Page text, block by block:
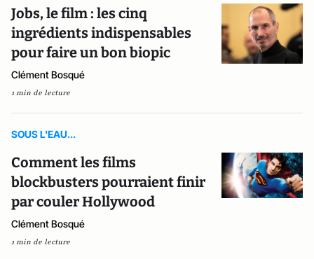
Jobs, le film : les cinq
ingrédients indispensables
pour faire un bon biopic
Clément Bosqué
1 min de lecture
SOUS L'EAU...
Comment les films
blockbusters pourraient finir
par couler Hollywood
Clément Bosqué
1 min de lecture